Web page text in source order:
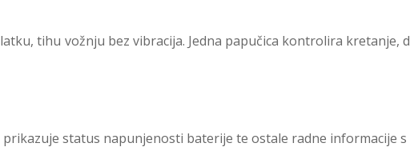
tihu vožnju bez vibracija. Jedna papučica kontrolira
status napunjenosti baterije te ostale radne informacije s